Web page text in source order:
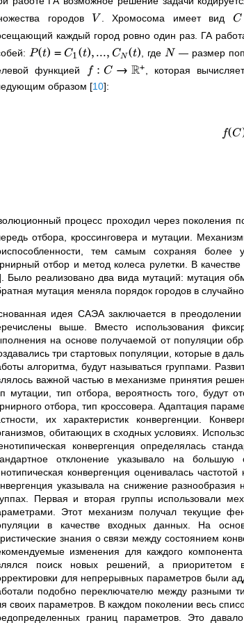
городов
V . Хромосома имеет вид C
каждый город ровно один раз. ГА
P(t) = C1(t),..., CN (t) , где N — размер
функцией
f : C → R+ , которая
образом [10]:
f(C
процесс проходил через поколения
отбора, кроссинговера и мутации.
тем самым сохраняя
отбор и метод колеса рулетки. В
. Было реализовано два вида мутаций: мутация
мутация меняла порядок городов в
идея САЭА заключается в
выше. Вместо использования
на основе получаемой от популяции
три стартовых популяции, которые в
алгоритма, будут называться группами.
важной частью в механизме принятия
мутации, тип отбора, вероятность того,
отбора, тип кроссовера. Адаптация
их характеристик конвергенции.
обитающих в сходных условиях.
конвергенция определялась
отклонение указывало на
конвергенция оценивалась
указывала на снижение
Первая и вторая группы использовали
Этот механизм получал текущие
в качестве входных данных. На
знания о связи между состоянием
изменения для каждого
поиск новых решений, а приоритетом
для непрерывных параметров были
подобно переключателю между разными
своих параметров. В каждом поколении весь
границ параметров. Это